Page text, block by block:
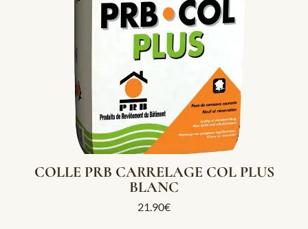
COLLE PRB CARRELAGE COL PLUS
BLANC
21.90€